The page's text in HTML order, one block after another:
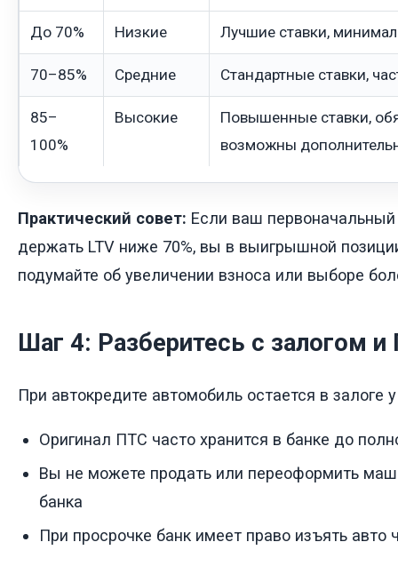
До 70% Низкие Лучшие ставки,
70–85% Средние Стандартные ставки,
85–
100%
Высокие
Повышенные ставки,
возможны
Практический совет: Если ваш первоначальный
держать LTV ниже 70%, вы в выигрышной
подумайте об увеличении взноса или выборе
Шаг 4: Разберитесь с залогом
При автокредите автомобиль остается в залоге
Оригинал ПТС часто хранится в банке до
Вы не можете продать или переоформить
банка
При просрочке банк имеет право изъять авто